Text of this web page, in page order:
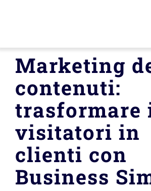
Casa
Servizi
Chi siamo
Marketing
contenuti:
trasformare
visitatori in
clienti con
Business